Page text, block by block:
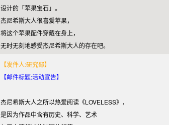
设计的「苹果宝石」。
杰尼希斯大人很喜爱苹果，
将这个苹果配件穿戴在身上，
无时无刻地感受杰尼希斯大人的存在吧。
【发件人:研究部】
【邮件标题:活动宣告】
杰尼希斯大人之所以热爱阅读《LOVELESS》，
是因为作品中含有历史、科学、艺术